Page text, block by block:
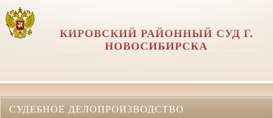
КИРОВСКИЙ РАЙОННЫЙ СУД Г.
НОВОСИБИРСКА
СУДЕБНОЕ ДЕЛОПРОИЗВОДСТВО